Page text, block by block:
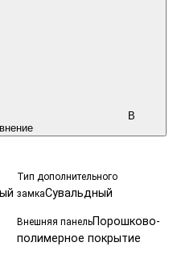
В
Тип дополнительного
замкаСувальдный
Внешняя панельПорошково-
полимерное покрытие